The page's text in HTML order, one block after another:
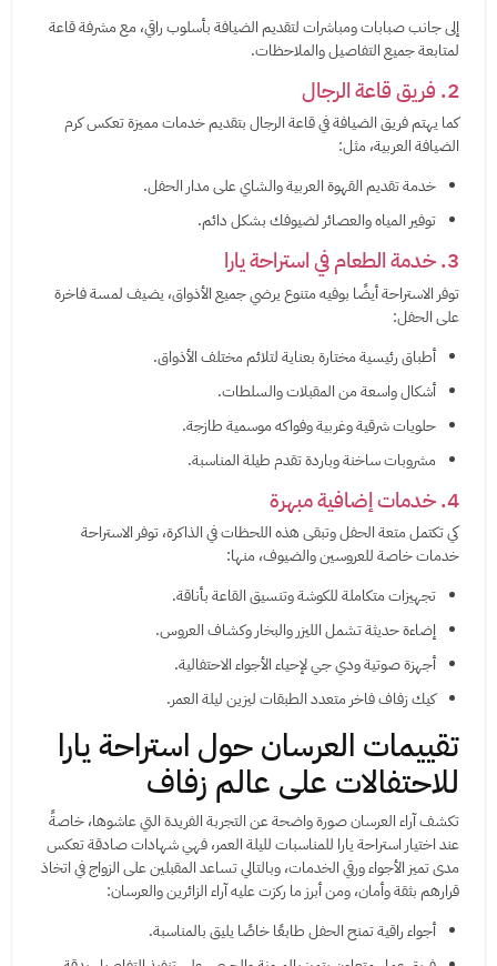
إلى جانب صبابات ومباشرات لتقديم الضيافة بأسلوب راقي، مع مشرفة قاعة
لمتابعة جميع التفاصيل والملاحظات.
2. فريق قاعة الرجال
كما يهتم فريق الضيافة في قاعة الرجال بتقديم خدمات مميزة تعكس كرم
الضيافة العربية، مثل:
خدمة تقديم القهوة العربية والشاي على مدار الحفل.
توفير المياه والعصائر لضيوفك بشكل دائم.
3. خدمة الطعام في استراحة يارا
توفر الاستراحة أيضًا بوفيه متنوع يرضي جميع الأذواق، يضيف لمسة فاخرة
على الحفل:
أطباق رئيسية مختارة بعناية لتلائم مختلف الأذواق.
أشكال واسعة من المقبلات والسلطات.
حلويات شرقية وغربية وفواكه موسمية طازجة.
مشروبات ساخنة وباردة تقدم طيلة المناسبة.
4. خدمات إضافية مبهرة
كي تكتمل متعة الحفل وتبقى هذه اللحظات في الذاكرة، توفر الاستراحة
خدمات خاصة للعروسين والضيوف، منها:
تجهيزات متكاملة للكوشة وتنسيق القاعة بأناقة.
إضاءة حديثة تشمل الليزر والبخار وكشاف العروس.
أجهزة صوتية ودي جي لإحياء الأجواء الاحتفالية.
كيك زفاف فاخر متعدد الطبقات ليزين ليلة العمر.
تقييمات العرسان حول استراحة يارا
للاحتفالات على عالم زفاف
تكشف آراء العرسان صورة واضحة عن التجربة الفريدة التي عاشوها، خاصةً
عند اختيار استراحة يارا للمناسبات لليلة العمر، فهي شهادات صادقة تعكس
مدى تميز الأجواء ورقي الخدمات، وبالتالي تساعد المقبلين على الزواج في اتخاذ
قرارهم بثقة وأمان، ومن أبرز ما ركزت عليه آراء الزائرين والعرسان:
أجواء راقية تمنح الحفل طابعًا خاصًا يليق بالمناسبة.